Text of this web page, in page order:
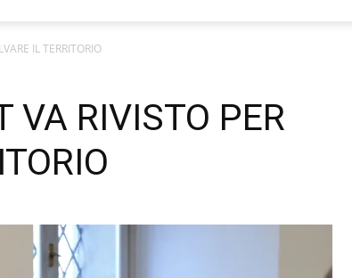
IL TERRITORIO
VA RIVISTO PER